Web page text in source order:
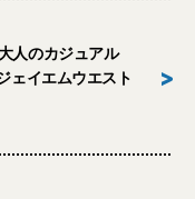
人のカジュアル
ェイエムウエスト
>